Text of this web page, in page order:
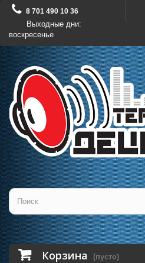
8 701 490 10 36
Выходные дни:
воскресенье
Корзина (пусто)